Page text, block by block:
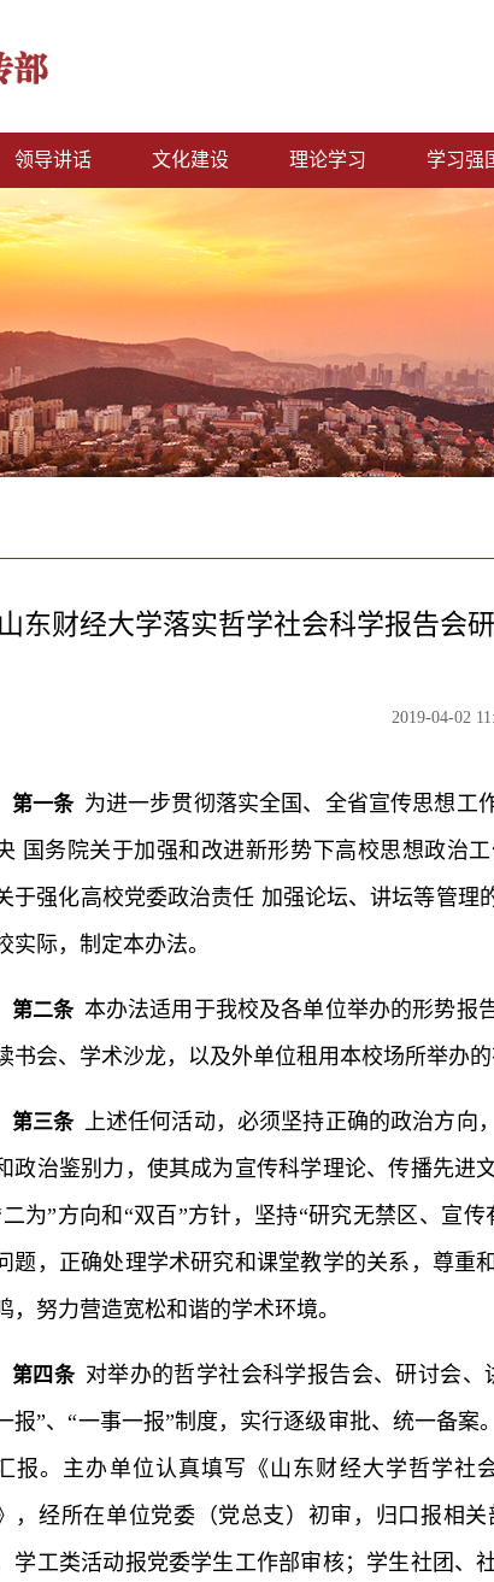
领导讲话 文化建设 理论学习 学习强
山东财经大学落实哲学社会科学报告会
2019-04-02
第一条 为进一步贯彻落实全国、全省宣传思想工
国务院关于加强和改进新形势下高校思想政治
于强化高校党委政治责任 加强论坛、讲坛等管
实际，制定本办法。
第二条 本办法适用于我校及各单位举办的形势报
书会、学术沙龙，以及外单位租用本校场所举办的
第三条 上述任何活动，必须坚持正确的政治方向
政治鉴别力，使其成为宣传科学理论、传播先进
二为”方向和“双百”方针，坚持“研究无禁区、宣
题，正确处理学术研究和课堂教学的关系，尊重
，努力营造宽松和谐的学术环境。
第四条 对举办的哲学社会科学报告会、研讨会
报”、“一事一报”制度，实行逐级审批、统一备
报。主办单位认真填写《山东财经大学哲学社
，经所在单位党委（党总支）初审，归口报相
学工类活动报党委学生工作部审核；学生社团、